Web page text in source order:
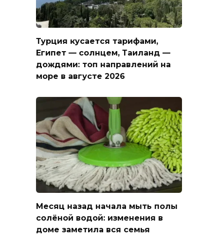
Турция кусается тарифами,
Египет — солнцем, Таиланд —
дождями: топ направлений на
море в августе 2026
Месяц назад начала мыть полы
солёной водой: изменения в
доме заметила вся семья